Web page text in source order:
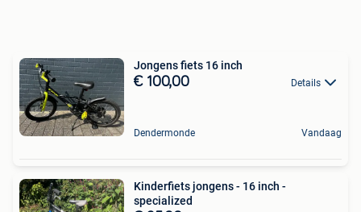
Jongens fiets 16 inch
€ 100,00 Details
Dendermonde Vandaag
Kinderfiets jongens - 16 inch -
specialized